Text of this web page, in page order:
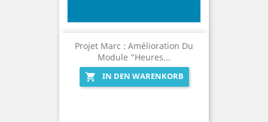
Projet Marc : Amélioration Du
Module "Heures...

IN DEN WARENKORB